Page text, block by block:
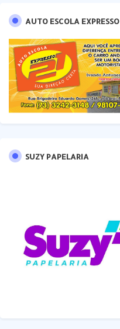
AUTO ESCOLA EXPRESSO
SUZY PAPELARIA